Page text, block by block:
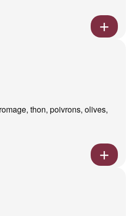
thon, poivrons, olives,